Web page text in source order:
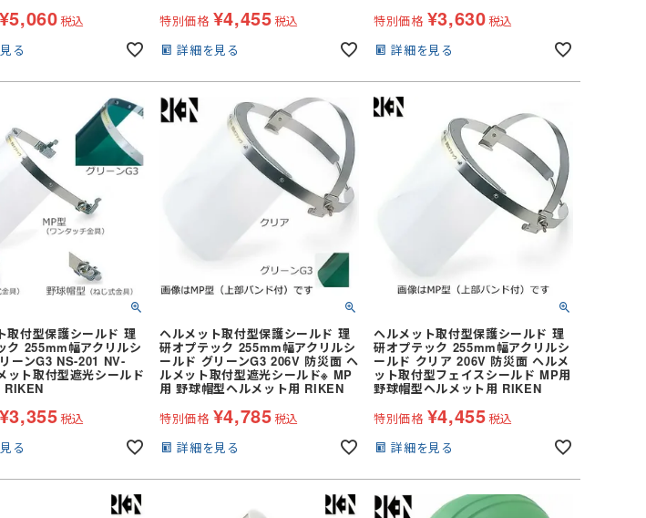
¥5,060税込
る
特別価格 ¥4,455税込
詳細を見る
特別価格 ¥3,630税込
詳細を見る
取付型保護シールド 理
ク 255mm幅アクリルシ
ーンG3 NS-201 NV-
ット取付型遮光シールド
¥3,355税込
る
ヘルメット取付型保護シールド 理
研オプテック 255mm幅アクリルシ
ールド グリーンG3 206V 防災面 ヘ
ルメット取付型遮光シールド※ MP
用 野球帽型ヘルメット用 RIKEN
特別価格 ¥4,785税込
詳細を見る
ヘルメット取付型保護シールド 理
研オプテック 255mm幅アクリルシ
ールド クリア 206V 防災面 ヘルメ
ット取付型フェイスシールド MP用
野球帽型ヘルメット用 RIKEN
特別価格 ¥4,455税込
詳細を見る
ャツ (半袖)
スパッツ (ショー
スパッツ (ロン
スパッツ (七分
クス
・クールバンド
下セット）
ット
メット
ロール)
ル
プ
レインブーツ
ポン)
・サロペット
掛け 第1種)